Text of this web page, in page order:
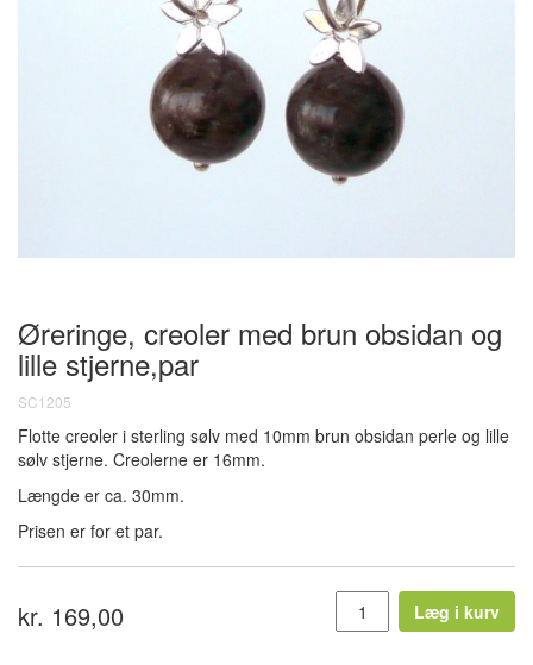
Øreringe, creoler med brun obsidan og
lille stjerne,par
SC1205
Flotte creoler i sterling sølv med 10mm brun obsidan perle og lille
sølv stjerne. Creolerne er 16mm.
Længde er ca. 30mm.
Prisen er for et par.
kr. 169,00 Læg i kurv